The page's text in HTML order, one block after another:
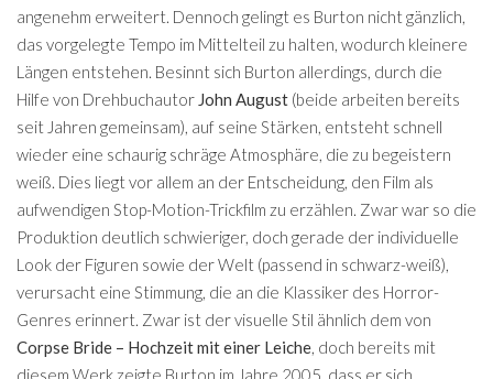
angenehm erweitert. Dennoch gelingt es Burton nicht gänzlich,
das vorgelegte Tempo im Mittelteil zu halten, wodurch kleinere
Längen entstehen. Besinnt sich Burton allerdings, durch die
Hilfe von Drehbuchautor John August (beide arbeiten bereits
seit Jahren gemeinsam), auf seine Stärken, entsteht schnell
wieder eine schaurig schräge Atmosphäre, die zu begeistern
weiß. Dies liegt vor allem an der Entscheidung, den Film als
aufwendigen Stop-Motion-Trickfilm zu erzählen. Zwar war so die
Produktion deutlich schwieriger, doch gerade der individuelle
Look der Figuren sowie der Welt (passend in schwarz-weiß),
verursacht eine Stimmung, die an die Klassiker des Horror-
Genres erinnert. Zwar ist der visuelle Stil ähnlich dem von
Corpse Bride – Hochzeit mit einer Leiche , doch bereits mit
diesem Werk zeigte Burton im Jahre 2005, dass er sich